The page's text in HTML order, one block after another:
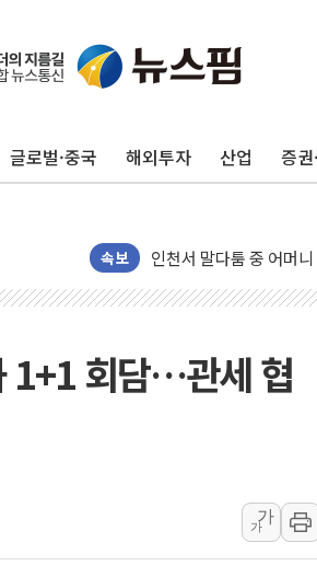
글로벌·중국 해외투자 산업 증권
속보
평택 진위면 공장서 질
포항 블루밸리 국가산
[종합] 김민석, 정청래에
민주당 경북도당위원장
김민석, 강원·대구·경
[속보] 민주, 강원·대구
[속보] 민주, 대구 경선
[속보] 민주, 강원 경선
인천시 광복절 현수막 '
병무청, 보충역 전면 손
1+1 회담…관세 협
가
가